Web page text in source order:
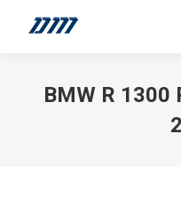
BMW R 1300